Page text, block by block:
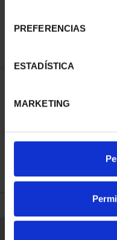
PREFERENCIAS
ESTADÍSTICA
MARKETING